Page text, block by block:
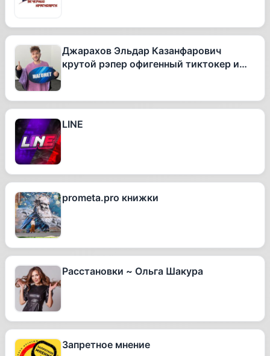
Джарахов Эльдар Казанфарович
крутой рэпер офигенный тиктокер и
LINE
prometa.pro книжки
Расстановки ~ Ольга Шакура
Запретное мнение